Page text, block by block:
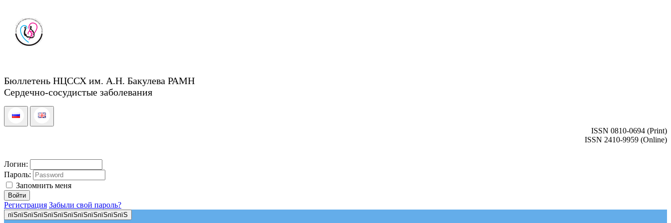
Бюллетень НЦССХ им. А.Н. Бакулева РАМН
Сердечно-сосудистые заболевания
ISSN 0810-0694 (Print)
ISSN 2410-9959 (Online)
Логин:
Пароль:
Запомнить меня
Регистрация Забыли свой пароль?
пїЅпїЅпїЅпїЅпїЅпїЅпїЅпїЅпїЅпїЅпїЅпїЅ